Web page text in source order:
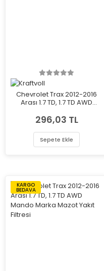
Chevrolet Trax 2012-2016
Arası 1.7 TD, 1.7 TD AWD
Filtresi
296,03 TL
Sepete Ekle
KARGO
BEDAVA